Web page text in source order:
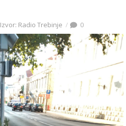
Izvor: Radio Trebinje 0